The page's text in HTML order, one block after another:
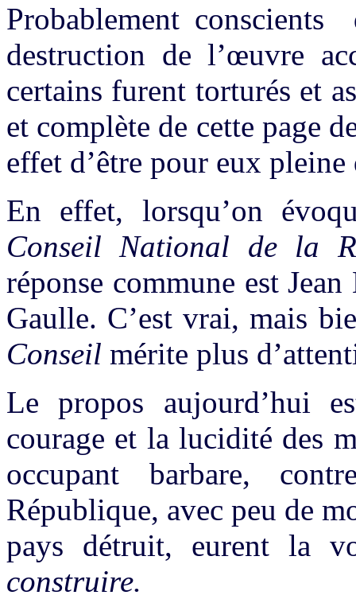
Probablement
destruction de l’œuvre
certains furent torturés et
et complète de cette page
effet d’être pour eux pleine
En effet, lorsqu’on
Conseil National de la
réponse commune est
Gaulle. C’est vrai, mais
Conseil mérite plus
Le propos aujourd’hui
courage et la lucidité des
occupant barbare,
République, avec peu de
pays détruit, eurent la
construire.